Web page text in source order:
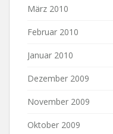
März 2010
Februar 2010
Januar 2010
Dezember 2009
November 2009
Oktober 2009